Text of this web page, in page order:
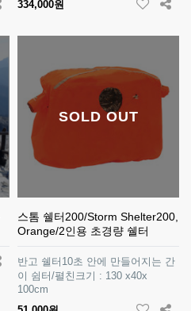
334,000원
SOLD OUT
스톰 쉘터200/Storm Shelter200,
Orange/2인용 초경량 쉘터
반고 쉘터10초 안에 만들어지는 간
이 쉼터/펼친크기 : 130 x40x
100cm